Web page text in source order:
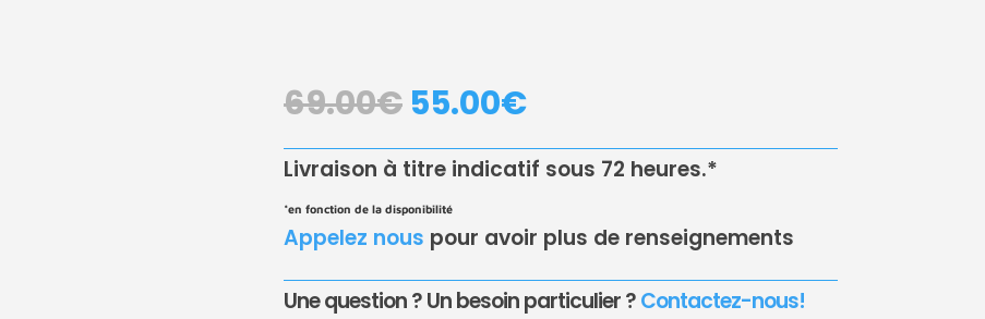
69.00€ LE
PRIX
INITIAL
ÉTAIT :
69.00€.
55.00€LE
ACTUEL
EST :
Livraison à titre indicatif sous 72 heures.*
*en fonction de la disponibilité
Appelez nous pour avoir plus de renseignements
Une question ? Un besoin particulier ?Contactez-nous!